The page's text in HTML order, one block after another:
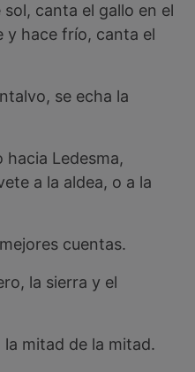
canta el gallo en el
y hace frío, canta el
se echa la
hacia Ledesma,
a la aldea, o a la
cuentas.
la sierra y el
mitad de la mitad.